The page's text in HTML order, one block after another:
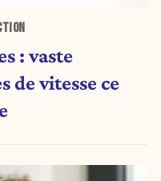
: vaste
de vitesse ce